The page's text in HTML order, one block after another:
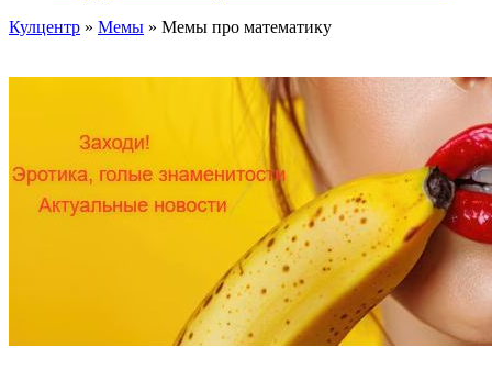
Кулцентр » Мемы » Мемы про математику